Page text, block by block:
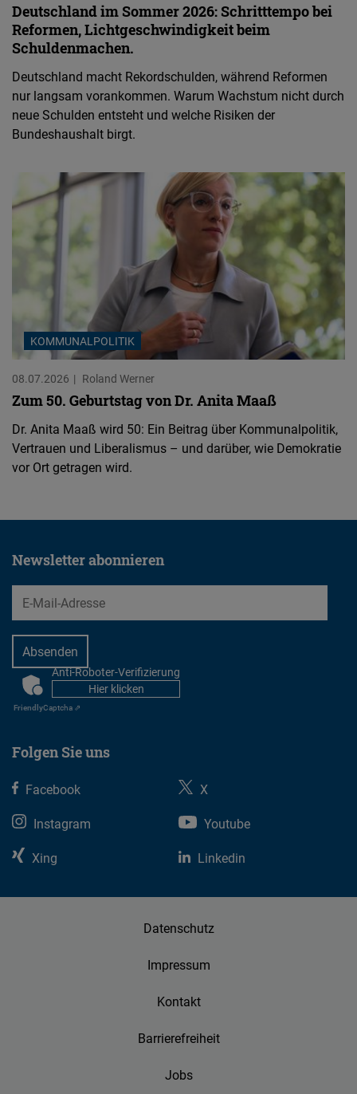
Deutschland im Sommer 2026: Schritttempo bei
Reformen, Lichtgeschwindigkeit beim
Schuldenmachen.
Deutschland macht Rekordschulden, während Reformen
nur langsam vorankommen. Warum Wachstum nicht durch
neue Schulden entsteht und welche Risiken der
Bundeshaushalt birgt.
KOMMUNALPOLITIK
08.07.2026 Roland Werner
Zum 50. Geburtstag von Dr. Anita Maaß
Dr. Anita Maaß wird 50: Ein Beitrag über Kommunalpolitik,
Vertrauen und Liberalismus – und darüber, wie Demokratie
vor Ort getragen wird.
Newsletter abonnieren
EMail
CAPTCHAAnti-Roboter-Verifizierung
Hier klicken
FriendlyCaptcha ⇗
Folgen Sie uns
Facebook
X
Instagram
Youtube
Xing
Linkedin
Datenschutz
Impressum
Kontakt
Barrierefreiheit
Jobs